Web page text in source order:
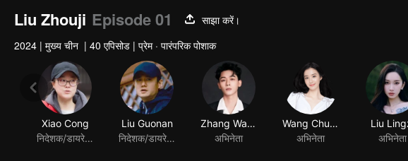
Liu Zhouji Episode 01
साझा करें।
2024 | मुख्य चीन | 40 एपिसोड | प्रेम · पारंपरिक पोशाक